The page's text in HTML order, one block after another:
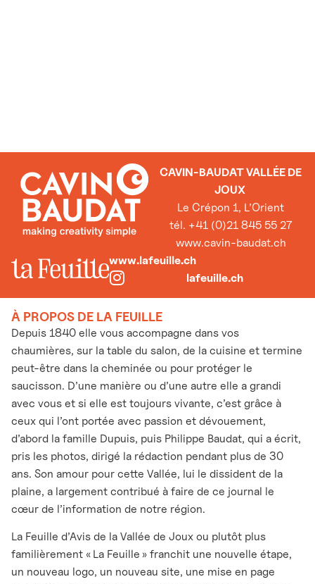
CAVIN-BAUDAT VALLÉE DE
JOUX
Le Crépon 1, L’Orient
tél. +41 (0)21 845 55 27
www.cavin-baudat.ch
www.lafeuille.ch
lafeuille.ch
À PROPOS DE LA FEUILLE
Depuis 1840 elle vous accompagne dans vos
chaumières, sur la table du salon, de la cuisine et termine
peut-être dans la cheminée ou pour protéger le
saucisson. D’une manière ou d’une autre elle a grandi
avec vous et si elle est toujours vivante, c’est grâce à
ceux qui l’ont portée avec passion et dévouement,
d’abord la famille Dupuis, puis Philippe Baudat, qui a écrit,
pris les photos, dirigé la rédaction pendant plus de 30
ans. Son amour pour cette Vallée, lui le dissident de la
plaine, a largement contribué à faire de ce journal le
cœur de l’information de notre région.
La Feuille d’Avis de la Vallée de Joux ou plutôt plus
familièrement « La Feuille » franchit une nouvelle étape,
un nouveau logo, un nouveau site, une mise en page